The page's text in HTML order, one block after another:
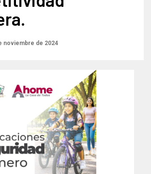
noviembre de 2024